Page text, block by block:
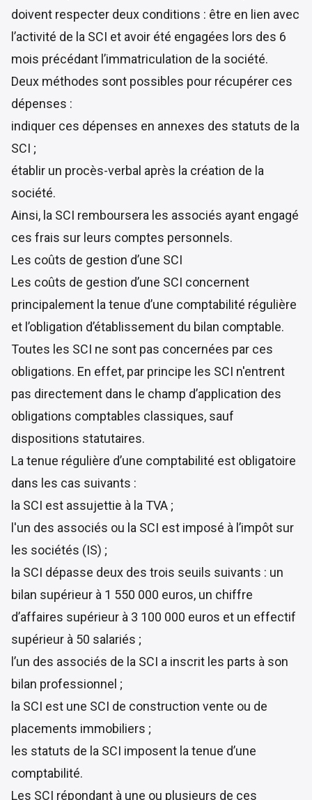
doivent respecter deux conditions : être en lien avec
l’activité de la SCI et avoir été engagées lors des 6
mois précédant l’immatriculation de la société.
Deux méthodes sont possibles pour récupérer ces
dépenses :
indiquer ces dépenses en annexes des statuts de la
SCI ;
établir un procès-verbal après la création de la
société.
Ainsi, la SCI remboursera les associés ayant engagé
ces frais sur leurs comptes personnels.
Les coûts de gestion d’une SCI
Les coûts de gestion d’une SCI concernent
principalement la tenue d’une comptabilité régulière
et l’obligation d’établissement du bilan comptable.
Toutes les SCI ne sont pas concernées par ces
obligations. En effet, par principe les SCI n'entrent
pas directement dans le champ d’application des
obligations comptables classiques, sauf
dispositions statutaires.
La tenue régulière d’une comptabilité est obligatoire
dans les cas suivants :
la SCI est assujettie à la TVA ;
l'un des associés ou la SCI est imposé à l’impôt sur
les sociétés (IS) ;
la SCI dépasse deux des trois seuils suivants : un
bilan supérieur à 1 550 000 euros, un chiffre
d’affaires supérieur à 3 100 000 euros et un effectif
supérieur à 50 salariés ;
l’un des associés de la SCI a inscrit les parts à son
bilan professionnel ;
la SCI est une SCI de construction vente ou de
placements immobiliers ;
les statuts de la SCI imposent la tenue d’une
comptabilité.
Les SCI répondant à une ou plusieurs de ces